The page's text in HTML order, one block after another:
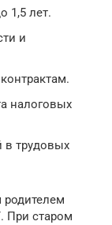
1,5 лет.
и
налоговых
в трудовых
При старом